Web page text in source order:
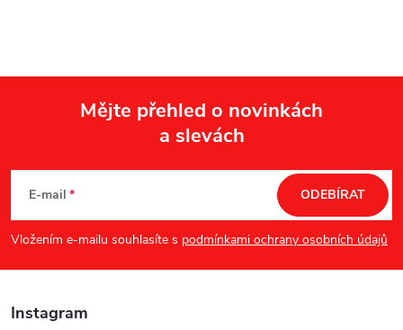
p
a
Mějte přehled o novinkách
a slevách
E-mail
Vložením e-mailu souhlasíte s podmínkami ochrany osobních údajů
ODEBÍRAT
Instagram